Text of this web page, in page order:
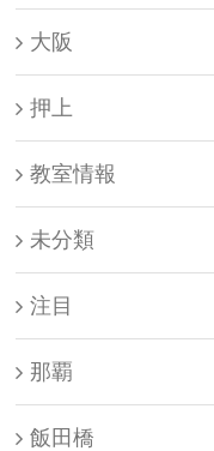
大阪
押上
教室情報
未分類
注目
那覇
飯田橋